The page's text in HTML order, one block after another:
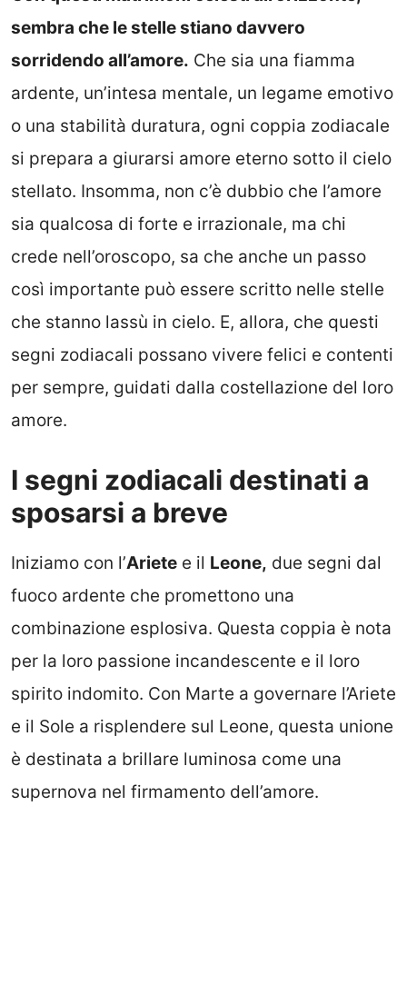
sembra che le stelle stiano davvero
sorridendo all’amore. Che sia una fiamma
ardente, un’intesa mentale, un legame emotivo
o una stabilità duratura, ogni coppia zodiacale
si prepara a giurarsi amore eterno sotto il cielo
stellato. Insomma, non c’è dubbio che l’amore
sia qualcosa di forte e irrazionale, ma chi
crede nell’oroscopo, sa che anche un passo
così importante può essere scritto nelle stelle
che stanno lassù in cielo. E, allora, che questi
segni zodiacali possano vivere felici e contenti
per sempre, guidati dalla costellazione del loro
amore.
I segni zodiacali destinati a
sposarsi a breve
Iniziamo con l’Ariete e il Leone, due segni dal
fuoco ardente che promettono una
combinazione esplosiva. Questa coppia è nota
per la loro passione incandescente e il loro
spirito indomito. Con Marte a governare l’Ariete
e il Sole a risplendere sul Leone, questa unione
è destinata a brillare luminosa come una
supernova nel firmamento dell’amore.